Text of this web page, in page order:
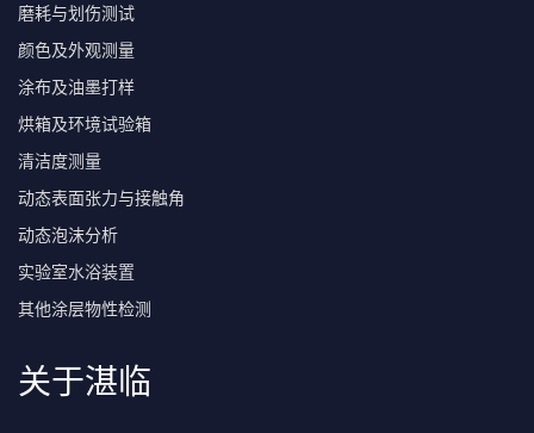
磨耗与划伤测试
颜色及外观测量
涂布及油墨打样
烘箱及环境试验箱
清洁度测量
动态表面张力与接触角
动态泡沫分析
实验室水浴装置
其他涂层物性检测
关于湛临